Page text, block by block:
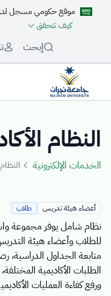
موقع حكومي مسجل لدى
كيف تتحقق
إبحث
النظام
الخدمات الإلكترونية
أعضاء هيئة تدريس طلاب
نظام شامل يوفر مجموعة
للطلاب وأعضاء هيئة
متابعة الجداول الدراسية،
الطلبات الأكاديمية
ورفع كفاءة العمليات